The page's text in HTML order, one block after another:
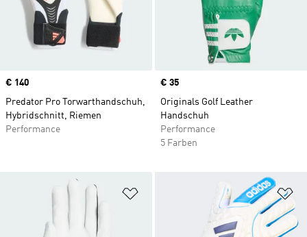
Price
€ 140
Predator Pro Torwarthandschuh,
Hybridschnitt, Riemen
Performance
Price
€ 35
Originals Golf Leather
Handschuh
Performance
5 Farben
Zur Wunschliste hinzufügen